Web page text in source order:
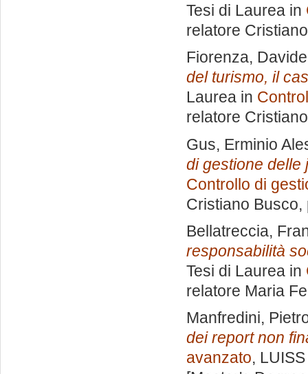
Tesi di Laurea in
relatore
Fiorenza, Davide
del turismo, il
Laurea in
relatore
Gus, Erminio
di gestione delle
Controllo di
Cristiano Busco,
Bellatreccia,
responsabilità
Tesi di Laurea in
relatore Maria
Manfredini,
dei report non
avanzato,